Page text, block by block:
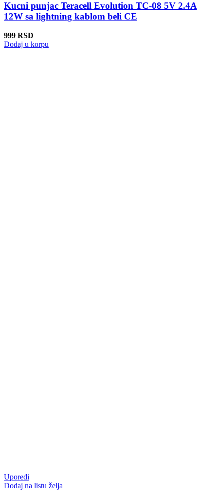
Kucni punjac Teracell Evolution TC-08 5V 2.4A
12W sa lightning kablom beli CE
999 RSD
Dodaj u korpu
Uporedi
Dodaj na listu želja